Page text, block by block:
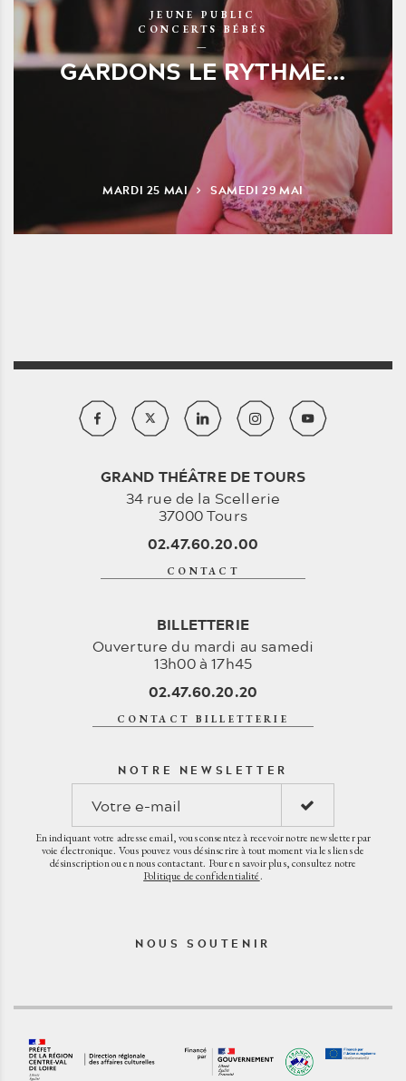
JEUNE PUBLIC
CONCERTS BÉBÉS
GARDONS LE RYTHME...
MARDI 25 MAI SAMEDI29MAI
GRAND THÉÂTRE DE TOURS
34 rue de la Scellerie
37000 Tours
02.47.60.20.00
CONTACT
BILLETTERIE
Ouverture du mardi au samedi
13h00 à 17h45
02.47.60.20.20
CONTACT BILLETTERIE
NOTRE NEWSLETTER
En indiquant votre adresse email, vous consentez à recevoir notre newsletter par
voie électronique. Vous pouvez vous désinscrire à tout moment via les liens de
désinscription ou en nous contactant. Pour en savoir plus, consultez notre
Politique de confidentialité.
NOUS SOUTENIR